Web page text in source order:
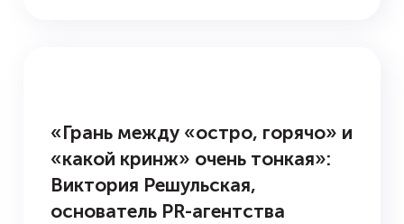
«Грань между «остро, горячо» и
«какой кринж» очень тонкая»:
Виктория Решульская,
основатель PR-агентства